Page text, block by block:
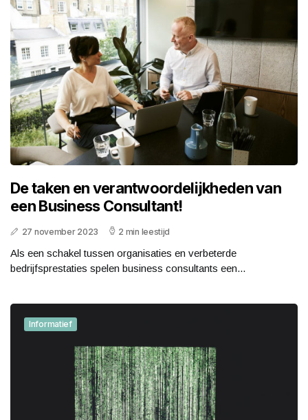
De taken en verantwoordelijkheden van
een Business Consultant!
27 november 2023 2 min leestijd
Als een schakel tussen organisaties en verbeterde
bedrijfsprestaties spelen business consultants een...
Informatief